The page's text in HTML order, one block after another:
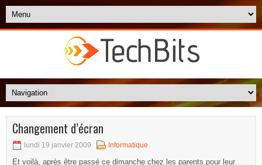
Changement d’écran
lundi 19 janvier 2009 Informatique
Et voilà, après être passé ce dimanche chez les parents pour leur